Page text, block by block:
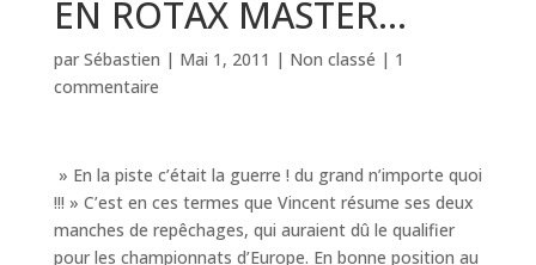
EN ROTAX MASTER…
par Sébastien | Mai 1, 2011 | Non classé | 1
commentaire
» En la piste c’était la guerre ! du grand n’importe quoi
!!! » C’est en ces termes que Vincent résume ses deux
manches de repêchages, qui auraient dû le qualifier
pour les championnats d’Europe. En bonne position au